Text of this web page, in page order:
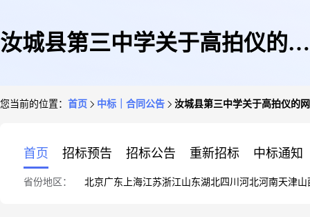
汝城县第三中学关于高拍仪的网
您当前的位置： 首页 中标｜合同公告 汝城县第三中学关于高拍仪的
首页 招标预告 招标公告 重新招标 中标通知
省份地区： 北京广东 上海江苏浙江山东湖北四川 河北河南天津山